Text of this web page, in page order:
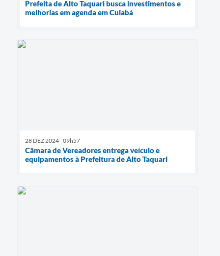
Prefeita de Alto Taquari busca investimentos e
melhorias em agenda em Cuiabá
28 DEZ 2024 - 09h57
Câmara de Vereadores entrega veículo e
equipamentos à Prefeitura de Alto Taquari